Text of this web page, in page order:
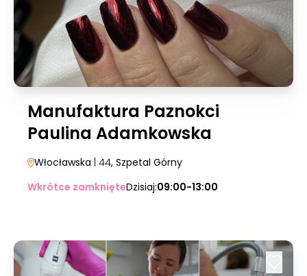
Manufaktura Paznokci
Paulina Adamkowska
Włocławska | 44, Szpetal Górny
Wkrótce zamknięteDzisiaj:09:00-13:00